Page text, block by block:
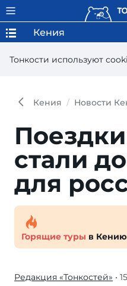
Тонкости используют
Кения
Кения Новости
ста­ли
для
Горящие туры в Кению
Редакция «Тонкостей» •